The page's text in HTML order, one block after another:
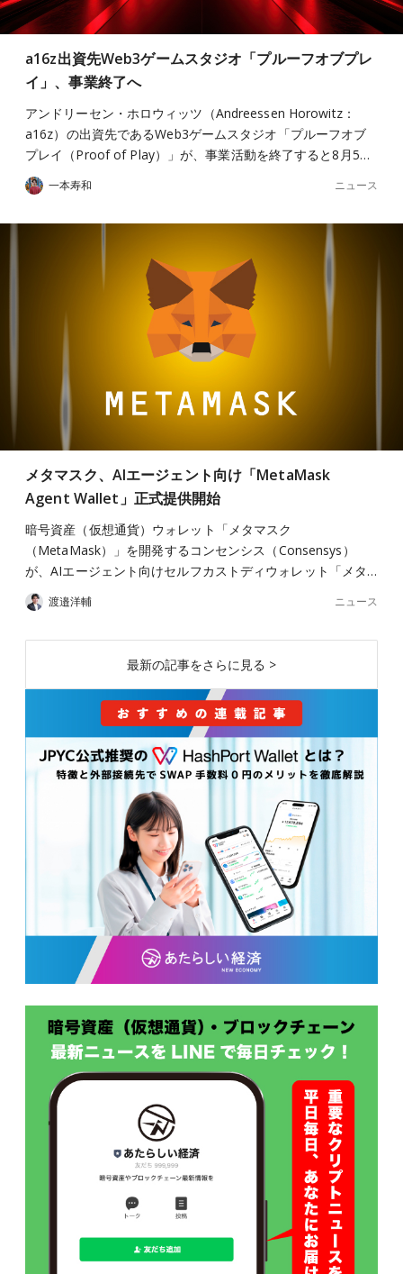
a16z出資先Web3ゲームスタジオ「プルーフオブプレ
イ」、事業終了へ
アンドリーセン・ホロウィッツ（Andreessen Horowitz：
a16z）の出資先であるWeb3ゲームスタジオ「プルーフオブ
プレイ（Proof of Play）」が、事業活動を終了すると8月5…
一本寿和 ニュース
メタマスク、AIエージェント向け「MetaMask
Agent Wallet」正式提供開始
暗号資産（仮想通貨）ウォレット「メタマスク
（MetaMask）」を開発するコンセンシス（Consensys）
が、AIエージェント向けセルフカストディウォレット「メタ…
渡邉洋輔 ニュース
最新の記事をさらに見る >